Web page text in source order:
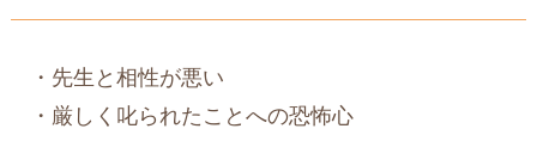
・先生と相性が悪い
・厳しく叱られたことへの恐怖心